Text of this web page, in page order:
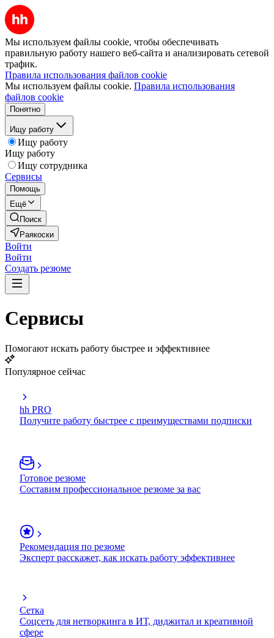
Мы используем файлы cookie, чтобы обеспечивать
правильную работу нашего веб-сайта и анализировать сетевой
трафик.
Правила использования файлов cookie
Мы используем файлы cookie. Правила использования
файлов cookie
Понятно
Ищу работу
Ищу работу
Ищу работу
Ищу сотрудника
Сервисы
Помощь
Ещё
Поиск
Раякоски
Войти
Войти
Создать резюме
Сервисы
Помогают искать работу быстрее и эффективнее
Популярное сейчас
hh PRO
Получите работу быстрее с преимуществами подписки
Готовое резюме
Составим профессиональное резюме за вас
Рекомендация по резюме
Эксперт расскажет, как искать работу эффективнее
Сетка
Соцсеть для нетворкинга в ИТ, диджитал и креативной
сфере